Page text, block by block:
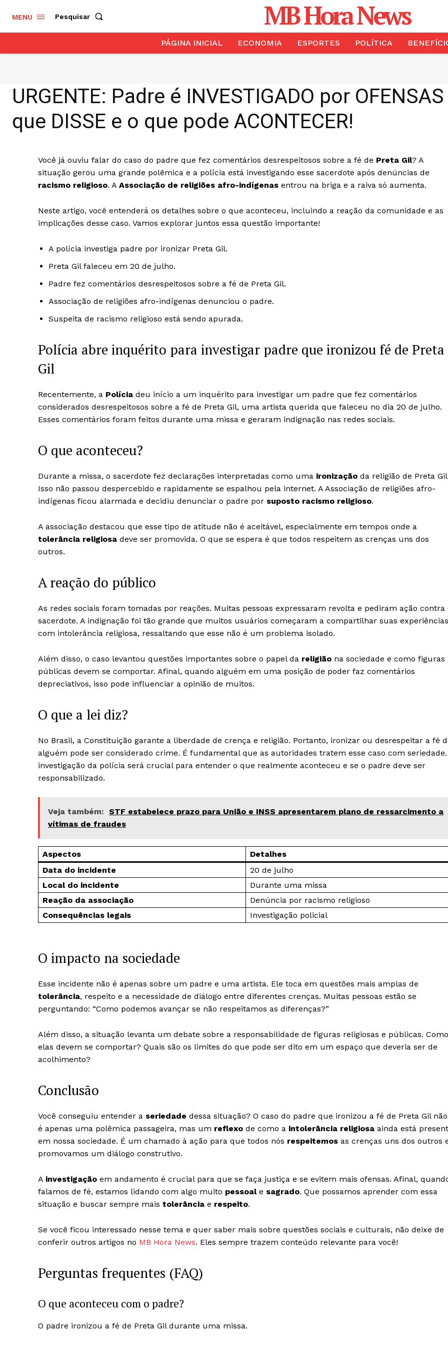
MENU Pesquisar MB Hora News
PÁGINA INICIAL ECONOMIA ESPORTES POLÍTICA
URGENTE: Padre é INVESTIGADO por
que DISSE e o que pode ACONTECER!
Você já ouviu falar do caso do padre que fez comentários desrespeitosos sobre a fé de Preta Gil? A
situação gerou uma grande polêmica e a polícia está investigando esse sacerdote após denúncias de
racismo religioso. A Associação de religiões afro-indígenas entrou na briga e a raiva só aumenta.
Neste artigo, você entenderá os detalhes sobre o que aconteceu, incluindo a reação da comunidade e as
implicações desse caso. Vamos explorar juntos essa questão importante!
A polícia investiga padre por ironizar Preta Gil.
Preta Gil faleceu em 20 de julho.
Padre fez comentários desrespeitosos sobre a fé de Preta Gil.
Associação de religiões afro-indígenas denunciou o padre.
Suspeita de racismo religioso está sendo apurada.
Polícia abre inquérito para investigar padre que ironizou fé de Preta
Gil
Recentemente, a Polícia deu início a um inquérito para investigar um padre que fez comentários
considerados desrespeitosos sobre a fé de Preta Gil, uma artista querida que faleceu no dia 20 de julho.
Esses comentários foram feitos durante uma missa e geraram indignação nas redes sociais.
O que aconteceu?
Durante a missa, o sacerdote fez declarações interpretadas como uma ironização da religião de Preta
Isso não passou despercebido e rapidamente se espalhou pela internet. A Associação de religiões afro-
indígenas ficou alarmada e decidiu denunciar o padre por suposto racismo religioso.
A associação destacou que esse tipo de atitude não é aceitável, especialmente em tempos onde a
tolerância religiosa deve ser promovida. O que se espera é que todos respeitem as crenças uns dos
outros.
A reação do público
As redes sociais foram tomadas por reações. Muitas pessoas expressaram revolta e pediram ação contra
sacerdote. A indignação foi tão grande que muitos usuários começaram a compartilhar suas experiências
com intolerância religiosa, ressaltando que esse não é um problema isolado.
Além disso, o caso levantou questões importantes sobre o papel da religião na sociedade e como figuras
públicas devem se comportar. Afinal, quando alguém em uma posição de poder faz comentários
depreciativos, isso pode influenciar a opinião de muitos.
O que a lei diz?
No Brasil, a Constituição garante a liberdade de crença e religião. Portanto, ironizar ou desrespeitar a fé
alguém pode ser considerado crime. É fundamental que as autoridades tratem esse caso com seriedade.
investigação da polícia será crucial para entender o que realmente aconteceu e se o padre deve ser
responsabilizado.
Veja também: STF estabelece prazo para União e INSS apresentarem plano de ressarcimento a
vítimas de fraudes
Aspectos
Detalhes
Data do incidente
20 de julho
Local do incidente
Durante uma missa
Reação da associação
Denúncia por racismo religioso
Consequências legais
Investigação policial
O impacto na sociedade
Esse incidente não é apenas sobre um padre e uma artista. Ele toca em questões mais amplas de
tolerância, respeito e a necessidade de diálogo entre diferentes crenças. Muitas pessoas estão se
perguntando: “Como podemos avançar se não respeitamos as diferenças?”
Além disso, a situação levanta um debate sobre a responsabilidade de figuras religiosas e públicas. Como
elas devem se comportar? Quais são os limites do que pode ser dito em um espaço que deveria ser de
acolhimento?
Conclusão
Você conseguiu entender a seriedade dessa situação? O caso do padre que ironizou a fé de Preta Gil não
é apenas uma polêmica passageira, mas um reflexo de como a intolerância religiosa ainda está
em nossa sociedade. É um chamado à ação para que todos nós respeitemos as crenças uns dos outros
promovamos um diálogo construtivo.
A investigação em andamento é crucial para que se faça justiça e se evitem mais ofensas. Afinal,
falamos de fé, estamos lidando com algo muito pessoale sagrado. Que possamos aprender com essa
situação e buscar sempre mais tolerância e respeito.
Se você ficou interessado nesse tema e quer saber mais sobre questões sociais e culturais, não deixe de
conferir outros artigos no MB Hora News. Eles sempre trazem conteúdo relevante para você!
Perguntas frequentes (FAQ)
O que aconteceu com o padre?
O padre ironizou a fé de Preta Gil durante uma missa.